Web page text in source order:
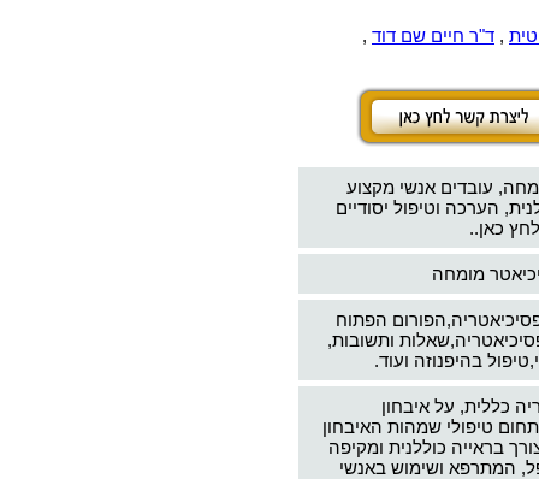
, ד"ר חיים שם דוד ,
עובדים אנשי מקצוע
הערכה וטיפול יסודיים
כאן..
מומחה
הפתוח
ותשובות,
בהיפנוזה ועוד.
כללית, על איבחון
טיפולי שמהות האיבחון
בראייה כוללנית ומקיפה
המתרפא ושימוש באנשי